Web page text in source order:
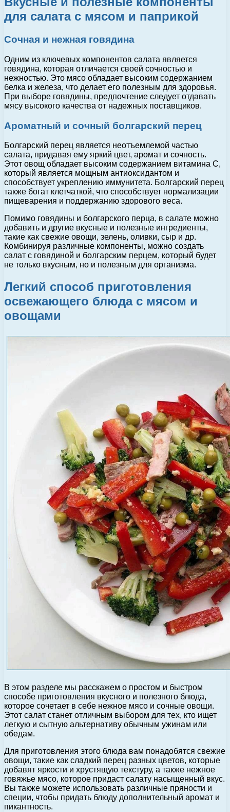
для салата с мясом и паприкой
Сочная и нежная говядина
Одним из ключевых компонентов салата является
говядина, которая отличается своей сочностью и
нежностью. Это мясо обладает высоким содержанием
белка и железа, что делает его полезным для здоровья.
При выборе говядины, предпочтение следует отдавать
мясу высокого качества от надежных поставщиков.
Ароматный и сочный болгарский перец
Болгарский перец является неотъемлемой частью
салата, придавая ему яркий цвет, аромат и сочность.
Этот овощ обладает высоким содержанием витамина C,
который является мощным антиоксидантом и
способствует укреплению иммунитета. Болгарский перец
также богат клетчаткой, что способствует нормализации
пищеварения и поддержанию здорового веса.
Помимо говядины и болгарского перца, в салате можно
добавить и другие вкусные и полезные ингредиенты,
такие как свежие овощи, зелень, оливки, сыр и др.
Комбинируя различные компоненты, можно создать
салат с говядиной и болгарским перцем, который будет
не только вкусным, но и полезным для организма.
Легкий способ приготовления
освежающего блюда с мясом и
овощами
В этом разделе мы расскажем о простом и быстром
способе приготовления вкусного и полезного блюда,
которое сочетает в себе нежное мясо и сочные овощи.
Этот салат станет отличным выбором для тех, кто ищет
легкую и сытную альтернативу обычным ужинам или
обедам.
Для приготовления этого блюда вам понадобятся свежие
овощи, такие как сладкий перец разных цветов, которые
добавят яркости и хрустящую текстуру, а также нежное
говяжье мясо, которое придаст салату насыщенный вкус.
Вы также можете использовать различные пряности и
специи, чтобы придать блюду дополнительный аромат и
пикантность.